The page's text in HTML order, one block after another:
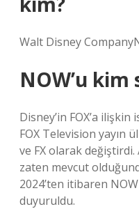
Walt Disney
NOW’u kim
Disney’in FOX’a
FOX Television yayın
ve FX olarak değiştirdi.
zaten mevcut
2024’ten itibaren
duyuruldu.